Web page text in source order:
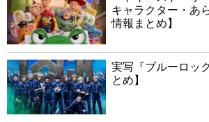
キャラクター・あ
情報まとめ】
実写『ブルーロッ
とめ】